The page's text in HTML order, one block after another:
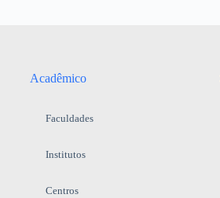
Acadêmico
Faculdades
Institutos
Centros